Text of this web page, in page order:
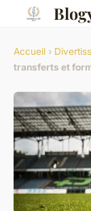
Accueil ›
transferts et